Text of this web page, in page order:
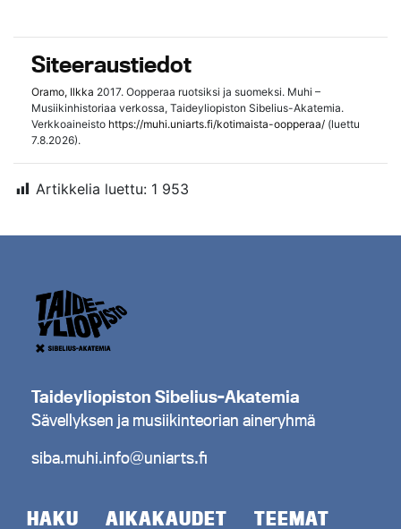
Siteeraustiedot
Oramo, Ilkka 2017. Oopperaa ruotsiksi ja suomeksi. Muhi –
Musiikinhistoriaa verkossa, Taideyliopiston Sibelius-Akatemia.
Verkkoaineisto https://muhi.uniarts.fi/kotimaista-oopperaa/ (luettu
7.8.2026).
Artikkelia luettu: 1 953
Taideyliopiston Sibelius-Akatemia
Sävellyksen ja musiikinteorian aineryhmä
siba.muhi.info@uniarts.fi
HAKU AIKAKAUDET TEEMAT